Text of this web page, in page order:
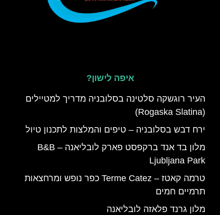
איפה לישון?
העיר רוגשקה סלטינה בסלובניה מדריך למטיילים
(Rogaska Slatina)
ירח דבש בסלובניה – טיפים והמלצות לתכנון טיול
מלון בד אנד ברקפסט פארק לובליאנה – B&B
Ljubljana Park
טרמה קאטז – Terme Catez כפר נופש ומרחצאות
תרמיים חמים
מלון גרנד פלאזה לובליאנה